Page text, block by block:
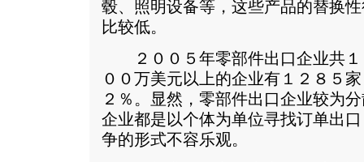
毂、照明设备等，这些产品的替换
比较低。
２００５年零部件出口企业共１
００万美元以上的企业有１２８５
２％。显然，零部件出口企业较为
企业都是以个体为单位寻找订单出
争的形式不容乐观。